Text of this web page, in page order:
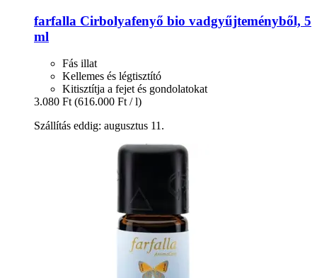
farfalla Cirbolyafenyő bio vadgyűjteményből, 5
ml
Fás illat
Kellemes és légtisztító
Kitisztítja a fejet és gondolatokat
3.080 Ft (616.000 Ft / l)
Szállítás eddig: augusztus 11.